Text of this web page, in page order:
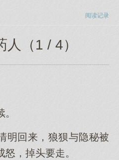
阅读记录
（1 / 4）
明回来，狼狈与隐秘被
，掉头要走。